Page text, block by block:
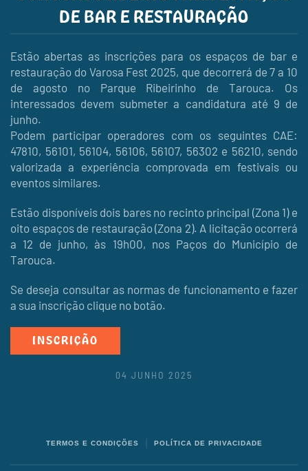
DE BAR E RESTAURAÇÃO
Estão abertas as inscrições para os espaços de bar e
restauração do Varosa Fest 2025, que decorrerá de 7 a 10
de agosto no Parque Ribeirinho de Tarouca. Os
interessados devem submeter a candidatura até 9 de
junho.
Podem participar operadores com os seguintes CAE:
47810, 56101, 56104, 56106, 56107, 56302 e 56210, sendo
valorizada a experiência comprovada em festivais ou
eventos similares.
Estão disponíveis dois bares no recinto principal (Zona 1) e
oito espaços de restauração (Zona 2). A licitação ocorrerá
a 12 de junho, às 19h00, nos Paços do Município de
Tarouca.
Se deseja consultar as normas de funcionamento e fazer
a sua inscrição clique no botão.
INSCRIÇÃO
04 JUNHO 2025
TERMOS E CONDIÇÕES POLÍTICA DE PRIVACIDADE